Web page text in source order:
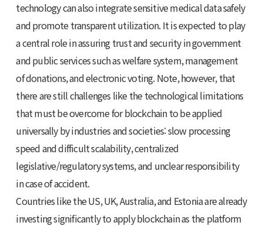
technology can also integrate sensitive medical data safely
and promote transparent utilization. It is expected to play
a central role in assuring trust and security in government
and public services such as welfare system, management
of donations, and electronic voting. Note, however, that
there are still challenges like the technological limitations
that must be overcome for blockchain to be applied
universally by industries and societies: slow processing
speed and difficult scalability, centralized
legislative/regulatory systems, and unclear responsibility
in case of accident.
Countries like the US, UK, Australia, and Estonia are already
investing significantly to apply blockchain as the platform